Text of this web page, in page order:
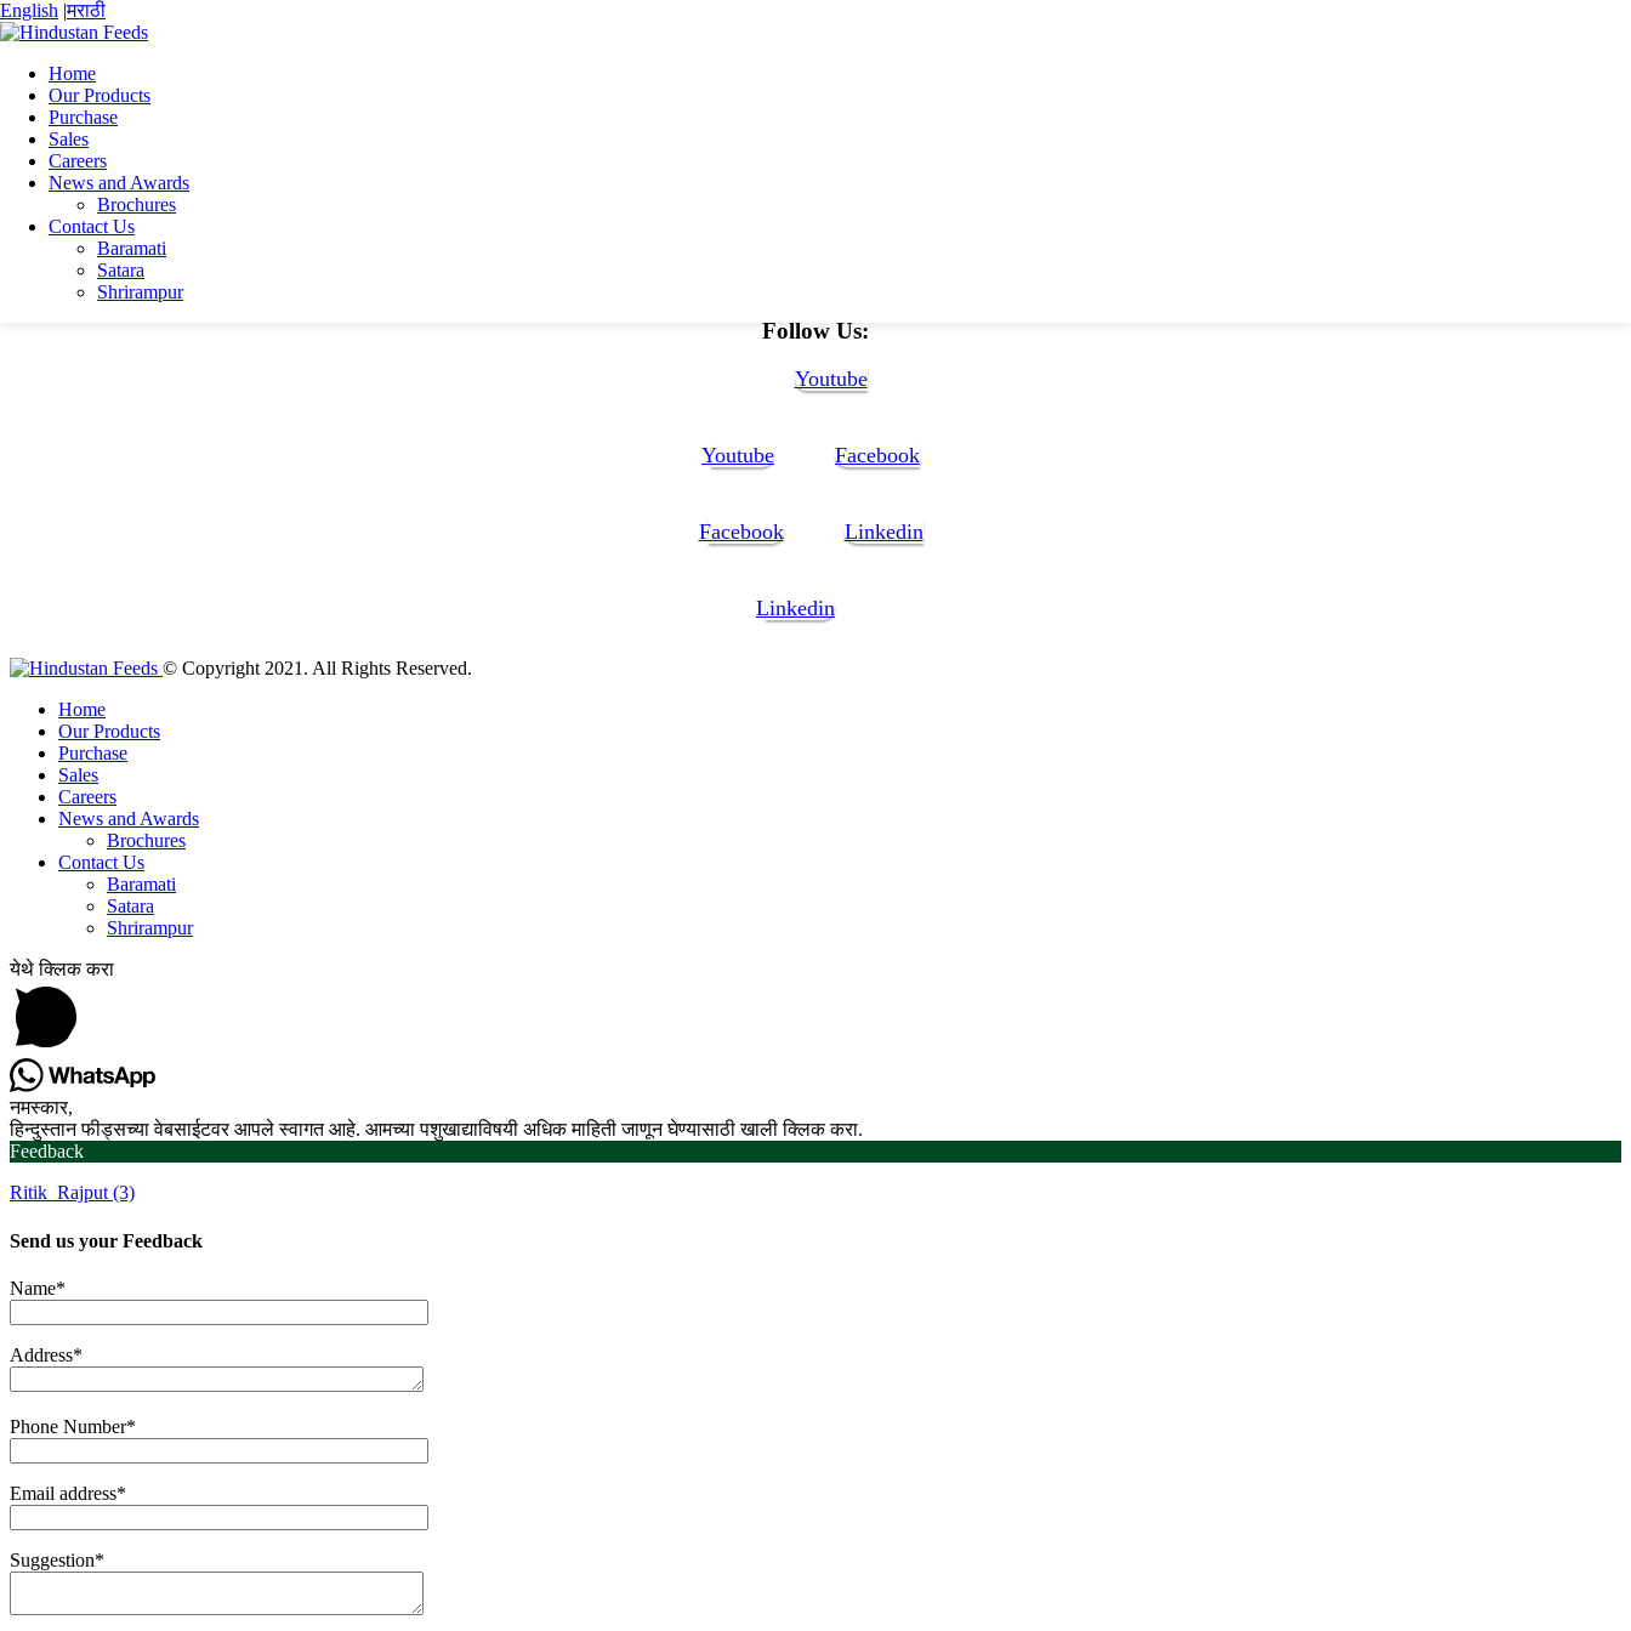
English |मराठी
Home
Our Products
Purchase
Sales
Careers
News and Awards
Brochures
Contact Us
Baramati
Satara
Shrirampur
Home
RITIK KUMAR
Ritik_Rajput (3)
Ritik_Rajput (3)
Ritik_Rajput (3)
Follow Us:
Youtube
Youtube Facebook
Facebook Linkedin
Linkedin
© Copyright 2021. All Rights Reserved.
Home
Our Products
Purchase
Sales
Careers
News and Awards
Brochures
Contact Us
Baramati
Satara
Shrirampur
येथे क्लिक करा
नमस्कार,
हिन्दुस्तान फीड्सच्या वेबसाईटवर आपले स्वागत आहे. आमच्या पशुखाद्याविषयी अधिक माहिती जाणून घेण्यासाठी खाली क्लिक करा.
Feedback
Ritik_Rajput (3)
Send us your Feedback
Name*
Address*
Phone Number*
Email address*
Suggestion*